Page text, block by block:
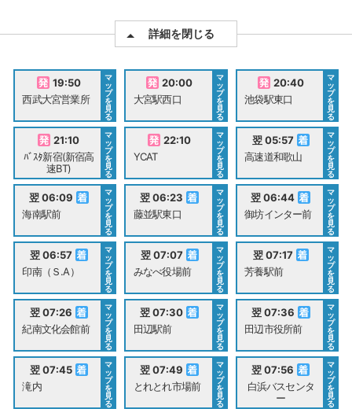
詳細を閉じる
19:50
西武大宮営業所
マ
ッ
プ
を
見
る
20:00
大宮駅西口
マ
ッ
プ
を
見
る
20:40
池袋駅東口
マ
ッ
プ
を
見
る
21:10
ﾊﾞｽﾀ新宿(新宿高
速BT)
マ
ッ
プ
を
見
る
22:10
YCAT
マ
ッ
プ
を
見
る
翌 05:57
高速道和歌山
マ
ッ
プ
を
見
る
翌 06:09
海南駅前
マ
ッ
プ
を
見
る
翌 06:23
藤並駅東口
マ
ッ
プ
を
見
る
翌 06:44
御坊インター前
マ
ッ
プ
を
見
る
翌 06:57
印南（Ｓ.A）
マ
ッ
プ
を
見
る
翌 07:07
みなべ役場前
マ
ッ
プ
を
見
る
翌 07:17
芳養駅前
マ
ッ
プ
を
見
る
翌 07:26
紀南文化会館前
マ
ッ
プ
を
見
る
翌 07:30
田辺駅前
マ
ッ
プ
を
見
る
翌 07:36
田辺市役所前
マ
ッ
プ
を
見
る
翌 07:45
滝内
マ
ッ
プ
を
見
る
翌 07:49
とれとれ市場前
マ
ッ
プ
を
見
る
翌 07:56
白浜バスセンタ
ー
マ
ッ
プ
を
見
る